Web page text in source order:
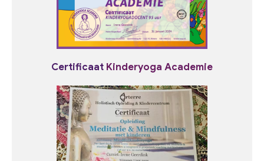
Certificaat Kinderyoga Academie